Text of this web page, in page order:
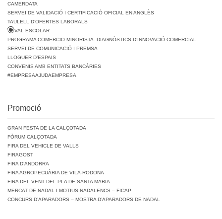
CAMERDATA
SERVEI DE VALIDACIÓ I CERTIFICACIÓ OFICIAL EN ANGLÈS
TAULELL D’OFERTES LABORALS
VAL ESCOLAR
PROGRAMA COMERCIO MINORISTA. DIAGNÒSTICS D’INNOVACIÓ COMERCIAL
SERVEI DE COMUNICACIÓ I PREMSA
LLOGUER D’ESPAIS
CONVENIS AMB ENTITATS BANCÀRIES
#EMPRESAAJUDAEMPRESA
Promoció
GRAN FESTA DE LA CALÇOTADA
FÒRUM CALÇOTADA
FIRA DEL VEHICLE DE VALLS
FIRAGOST
FIRA D’ANDORRA
FIRA AGROPECUÀRIA DE VILA-RODONA
FIRA DEL VENT DEL PLA DE SANTA MARIA
MERCAT DE NADAL I MOTIUS NADALENCS – FICAP
CONCURS D’APARADORS – MOSTRA D’APARADORS DE NADAL